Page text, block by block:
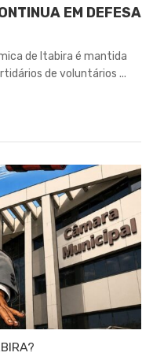
EM DEFESA
de Itabira é mantida
de voluntários ...